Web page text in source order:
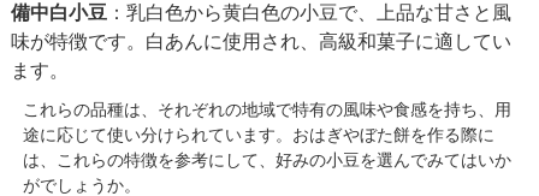
備中白小豆 ：​乳白色から黄白色の小豆で、上品な甘さと風
味が特徴です。白あんに使用され、高級和菓子に適してい
ます。
これらの品種は、それぞれの地域で特有の風味や食感を持ち、用
途に応じて使い分けられています。​おはぎやぼた餅を作る際に
は、これらの特徴を参考にして、好みの小豆を選んでみてはいか
がでしょうか。​